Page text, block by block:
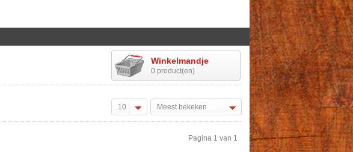
Winkelmandje
0 product(en)
10 Meest bekeken
Pagina 1 van 1